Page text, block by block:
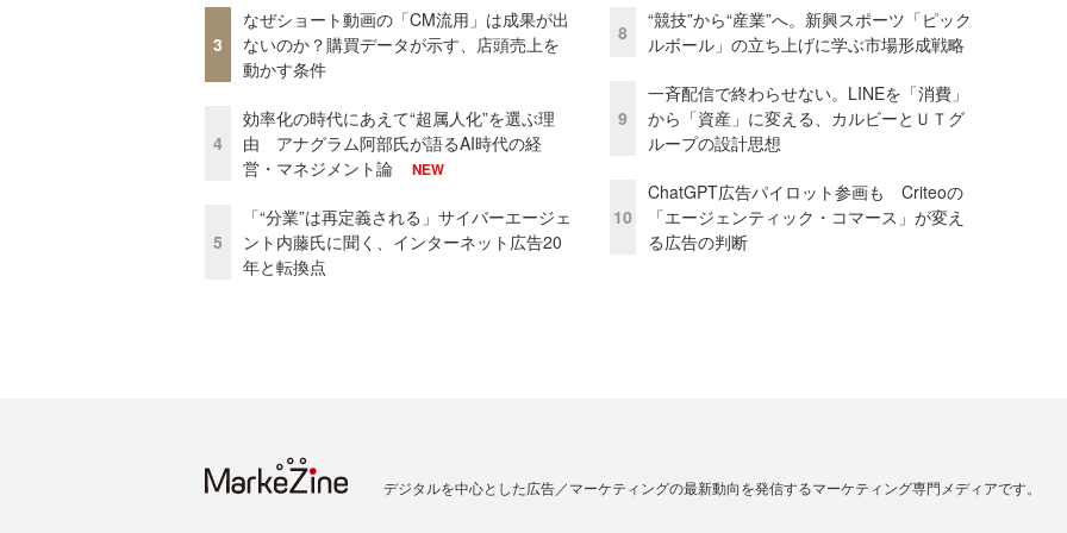
3
なぜショート動画の「CM流用」は成果が出
ないのか？購買データが示す、店頭売上を
動かす条件
4
効率化の時代にあえて“超属人化”を選ぶ理
由 アナグラム阿部氏が語るAI時代の経
営・マネジメント論
NEW
5
「“分業”は再定義される」サイバーエージェ
ント内藤氏に聞く、インターネット広告20
年と転換点
8
“競技”から“産業”へ。新興スポーツ「ピック
ルボール」の立ち上げに学ぶ市場形成戦略
9
一斉配信で終わらせない。LINEを「消費」
から「資産」に変える、カルビーとＵＴグ
ループの設計思想
10
ChatGPT広告パイロット参画も Criteoの
「エージェンティック・コマース」が変え
る広告の判断
デジタルを中心とした広告／マーケティングの最新動向を発信するマーケティング専門メディアです。